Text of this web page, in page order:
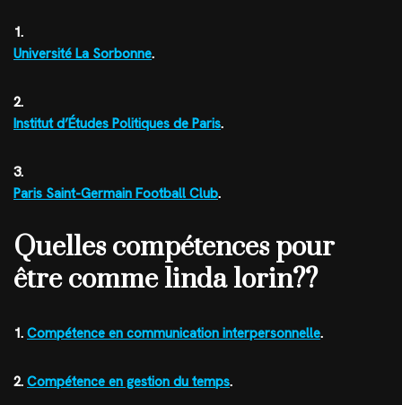
1.
Université La Sorbonne.
2.
Institut d’Études Politiques de Paris.
3.
Paris Saint-Germain Football Club.
Quelles compétences pour
être comme linda lorin??
1. Compétence en communication interpersonnelle.
2. Compétence en gestion du temps.